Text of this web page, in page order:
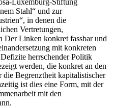
Luxemburg-Stiftung
Stahl“ und zur
in denen die
Vertretungen,
Der Linken konkret fassbar und
mit konkreten
herrschender Politik
werden, die konkret an den
die Begrenztheit kapitalistischer
ist dies eine Form, mit der
mit den